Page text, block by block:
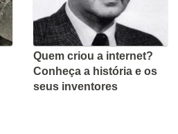
Quem criou a internet?
Conheça a história e os
seus inventores